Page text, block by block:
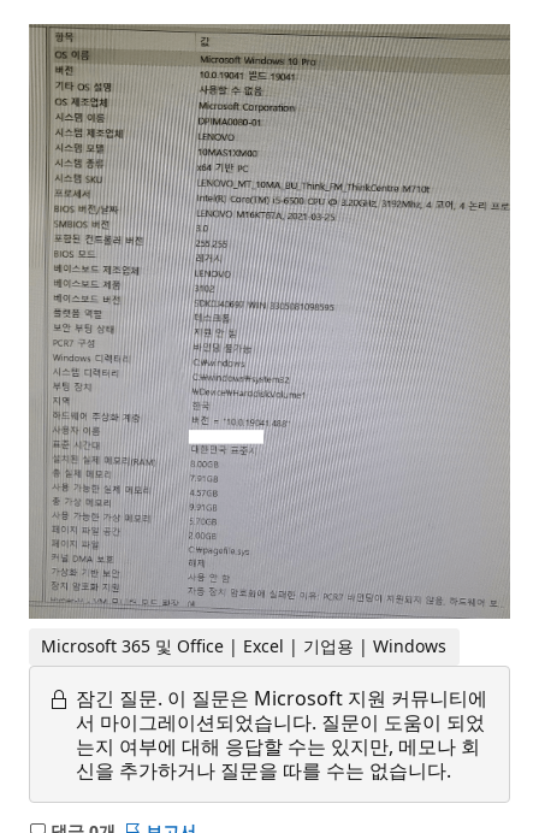
Microsoft 365 및 Office | Excel | 기업용 | Windows
잠긴 질문. 이 질문은 Microsoft 지원 커뮤니티에
서 마이그레이션되었습니다. 질문이 도움이 되었
는지 여부에 대해 응답할 수는 있지만, 메모나 회
신을 추가하거나 질문을 따를 수는 없습니다.